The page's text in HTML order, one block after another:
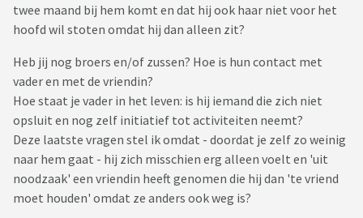
twee maand bij hem komt en dat hij ook haar niet voor het
hoofd wil stoten omdat hij dan alleen zit?
Heb jij nog broers en/of zussen? Hoe is hun contact met
vader en met de vriendin?
Hoe staat je vader in het leven: is hij iemand die zich niet
opsluit en nog zelf initiatief tot activiteiten neemt?
Deze laatste vragen stel ik omdat - doordat je zelf zo weinig
naar hem gaat - hij zich misschien erg alleen voelt en 'uit
noodzaak' een vriendin heeft genomen die hij dan 'te vriend
moet houden' omdat ze anders ook weg is?